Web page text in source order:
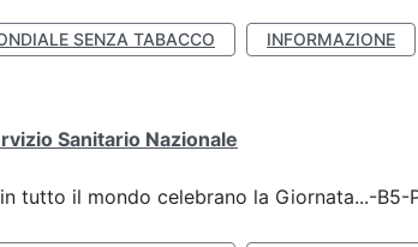
SENZA TABACCO INFORMAZIONE
Sanitario Nazionale
in tutto il mondo celebrano la Giornata...-